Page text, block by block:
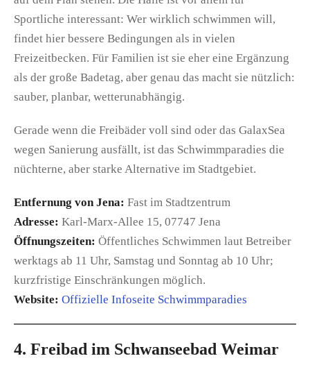
Sportliche interessant: Wer wirklich schwimmen will,
findet hier bessere Bedingungen als in vielen
Freizeitbecken. Für Familien ist sie eher eine Ergänzung
als der große Badetag, aber genau das macht sie nützlich:
sauber, planbar, wetterunabhängig.
Gerade wenn die Freibäder voll sind oder das GalaxSea
wegen Sanierung ausfällt, ist das Schwimmparadies die
nüchterne, aber starke Alternative im Stadtgebiet.
Entfernung von Jena: Fast im Stadtzentrum
Adresse: Karl-Marx-Allee 15, 07747 Jena
Öffnungszeiten: Öffentliches Schwimmen laut Betreiber
werktags ab 11 Uhr, Samstag und Sonntag ab 10 Uhr;
kurzfristige Einschränkungen möglich.
Website: Offizielle Infoseite Schwimmparadies
4. Freibad im Schwanseebad Weimar